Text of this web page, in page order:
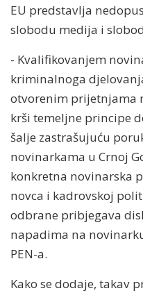
EU predstavlja
slobodu medija i
- Kvalifikovanjem
kriminalnoga
otvorenim prijetnjama
krši temeljne principe
šalje zastrašujuću
novinarkama u Crnoj
konkretna novinarska
novca i kadrovskoj
odbrane pribjegava
napadima na
PEN-a.
Kako se dodaje, takav